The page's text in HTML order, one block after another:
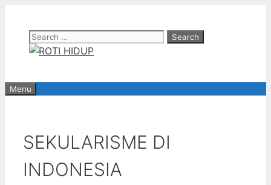
contentSearch
for:
Menu
SEKULARISME DI
INDONESIA